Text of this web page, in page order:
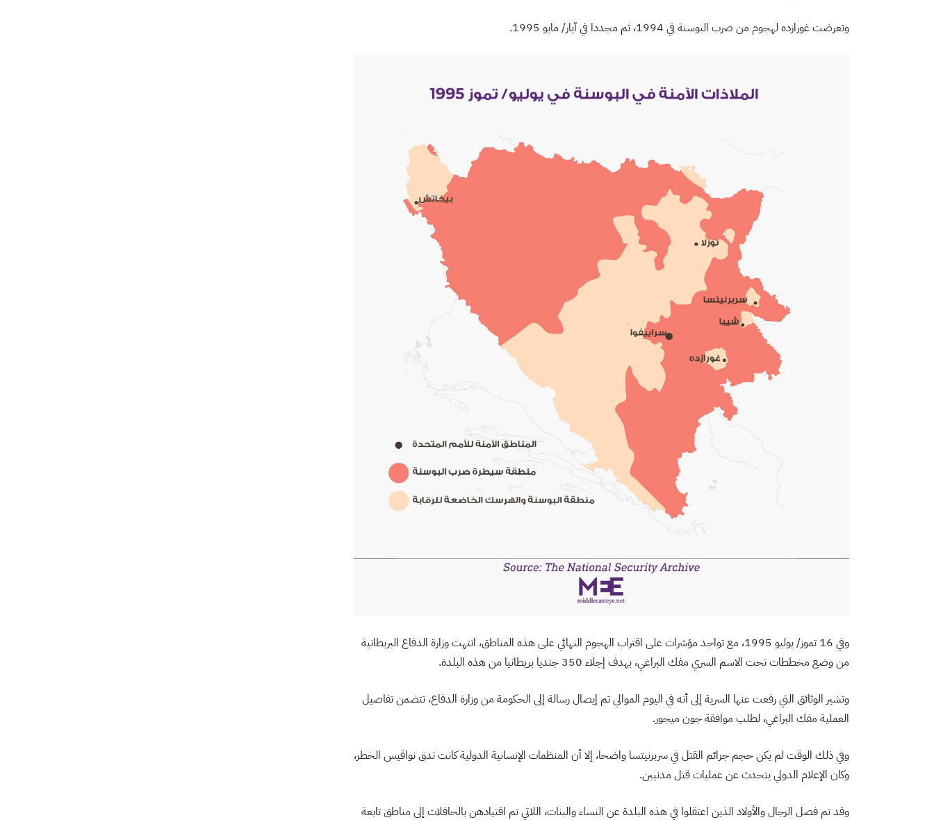
وتعرضت غورازده لهجوم من صرب البوسنة في 1994، ثم مجددا في آيار/ مايو 1995.
وفي 16 تموز/ يوليو 1995، مع تواجد مؤشرات على اقتراب الهجوم النهائي على هذه المناطق، انتهت وزارة الدفاع البريطانية
من وضع مخططات تحت الاسم السري مفك البراغي، بهدف إجلاء 350 جنديا بريطانيا من هذه البلدة.
وتشير الوثائق التي رفعت عنها السرية إلى أنه في اليوم الموالي تم إيصال رسالة إلى الحكومة من وزارة الدفاع، تتضمن تفاصيل
العملية مفك البراغي، لطلب موافقة جون ميجور.
وفي ذلك الوقت لم يكن حجم جرائم القتل في سربرنيتسا واضحا، إلا أن المنظمات الإنسانية الدولية كانت تدق نواقيس الخطر،
وكان الإعلام الدولي يتحدث عن عمليات قتل مدنيين.
وقد تم فصل الرجال والأولاد الذين اعتقلوا في هذه البلدة عن النساء والبنات، اللاتي تم اقتيادهن بالحافلات إلى مناطق تابعة